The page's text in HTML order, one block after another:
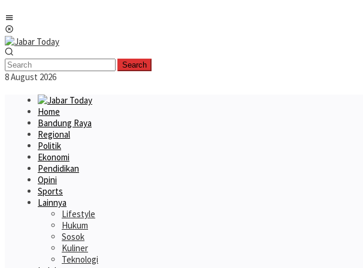
to
content
Search
8 August 2026
Home
Bandung Raya
Regional
Politik
Ekonomi
Pendidikan
Opini
Sports
Lainnya
Lifestyle
Hukum
Sosok
Kuliner
Teknologi